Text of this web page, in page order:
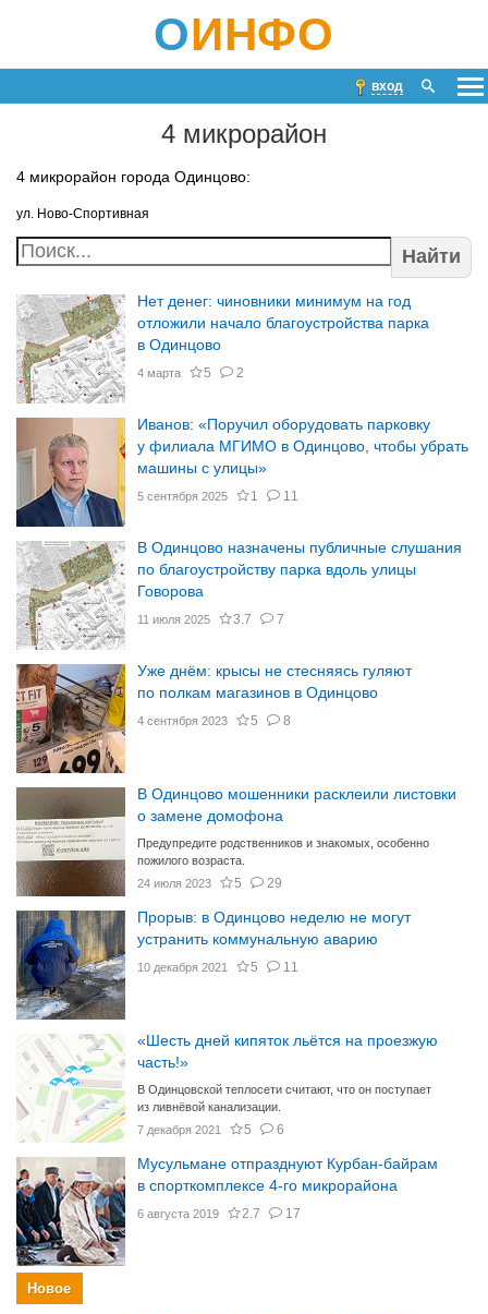
ОИНФО
вход
4 микрорайон
4 микрорайон города Одинцово:
ул. Ново-Спортивная
Найти
Нет денег: чиновники минимум на год
отложили начало благоустройства парка
в Одинцово
4 марта 5 2
Иванов: «Поручил оборудовать парковку
у филиала МГИМО в Одинцово, чтобы убрать
машины с улицы»
5 сентября 2025 1 11
В Одинцово назначены публичные слушания
по благоустройству парка вдоль улицы
Говорова
11 июля 2025 3.7 7
Уже днём: крысы не стесняясь гуляют
по полкам магазинов в Одинцово
4 сентября 2023 5 8
В Одинцово мошенники расклеили листовки
о замене домофона
Предупредите родственников и знакомых, особенно
пожилого возраста.
24 июля 2023
5 29
Прорыв: в Одинцово неделю не могут
устранить коммунальную аварию
10 декабря 2021 5 11
«Шесть дней кипяток льётся на проезжую
часть!»
В Одинцовской теплосети считают, что он поступает
из ливнёвой канализации.
7 декабря 2021
5 6
Мусульмане отпразднуют Курбан-байрам
в спорткомплексе 4-го микрорайона
6 августа 2019 2.7 17
Новое